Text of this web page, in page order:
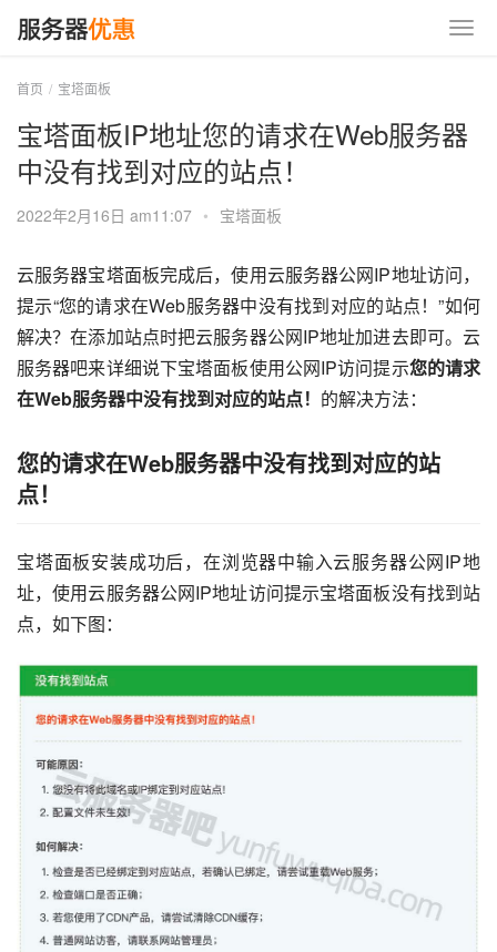
首页 宝塔面板
宝塔面板IP地址您的请求在Web服务器
中没有找到对应的站点！
2022年2月16日 am11:07 • 宝塔面板
云服务器宝塔面板完成后，使用云服务器公网IP地址访问，
提示“您的请求在Web服务器中没有找到对应的站点！”如何
解决？在添加站点时把云服务器公网IP地址加进去即可。云
服务器吧来详细说下宝塔面板使用公网IP访问提示您的请求
在Web服务器中没有找到对应的站点！ 的解决方法：
您的请求在Web服务器中没有找到对应的站
点！
宝塔面板安装成功后，在浏览器中输入云服务器公网IP地
址，使用云服务器公网IP地址访问提示宝塔面板没有找到站
点，如下图：